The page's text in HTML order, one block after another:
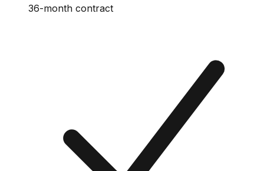
36-month contract